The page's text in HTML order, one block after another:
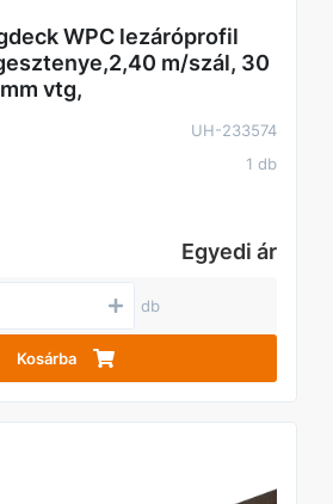
WPC lezáróprofil
m/szál, 30
vtg,
UH-233574
1 db
Egyedi ár
db
Kosárba